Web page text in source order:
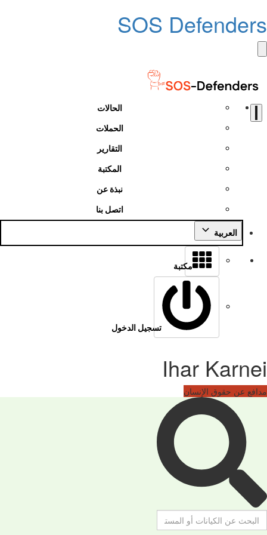
SOS Defenders
الحالات
الحملات
التقارير
المكتبة
نبذة عن
اتصل بنا
العربية
مكتبة
تسجيل الدخول
Ihar Karnei
مدافع عن حقوق الإنسان